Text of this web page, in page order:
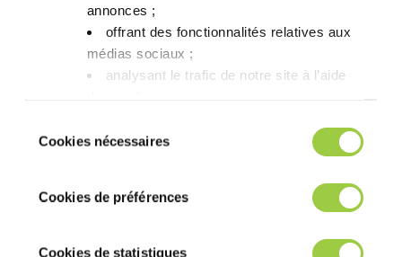
annonces ;​
offrant des fonctionnalités relatives aux
médias sociaux ; ​
analysant le trafic de notre site à l’aide
refuser ou de les paramétrer.​ Pas de
panique, vous pourrez également modifier à
tout moment vos choix dans l'onglet Gérer
les cookies.​ ​ ​
duCookies nécessaires
Cookies de préférences
Cookies de statistiques
PROMOSOLV NEO A1